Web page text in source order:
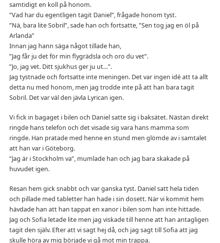
samtidigt en koll på honom.
”Vad har du egentligen tagit Daniel”, frågade honom tyst.
”Nä, bara lite Sobril”, sade han och fortsatte, ”Sen tog jag en öl på
Arlanda”
Innan jag hann säga något tillade han,
”Jag får ju det för min flygrädsla och oro du vet”.
”Jo, jag vet. Ditt sjukhus ger ju ut…”.
Jag tystnade och fortsatte inte meningen. Det var ingen idé att ta allt
detta nu med honom, men jag trodde inte på att han bara tagit
Sobril. Det var väl den jävla Lyrican igen.
Vi fick in bagaget i bilen och Daniel satte sig i baksätet. Nästan direkt
ringde hans telefon och det visade sig vara hans mamma som
ringde. Han pratade med henne en stund men glömde av i samtalet
att han var i Göteborg.
”Jag är i Stockholm va”, mumlade han och jag bara skakade på
huvudet igen.
Resan hem gick snabbt och var ganska tyst. Daniel satt hela tiden
och pillade med tabletter han hade i sin dosett. När vi kommit hem
hävdade han att han tappat en xanor i bilen som han inte hittade.
Jag och Sofia letade lite men jag viskade till henne att han antagligen
tagit den själv. Efter att vi sagt hej då, och jag sagt till Sofia att jag
skulle höra av mig började vi gå mot min trappa.